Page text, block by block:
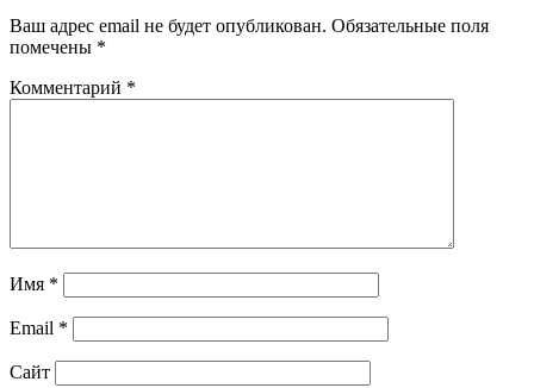
Ваш адрес email не будет опубликован. Обязательные поля
помечены *
Комментарий *
Имя *
Email *
Сайт